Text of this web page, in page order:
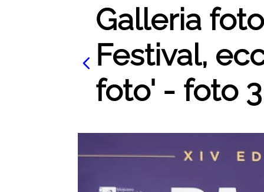
Galleria
Festival,
foto' - foto 3